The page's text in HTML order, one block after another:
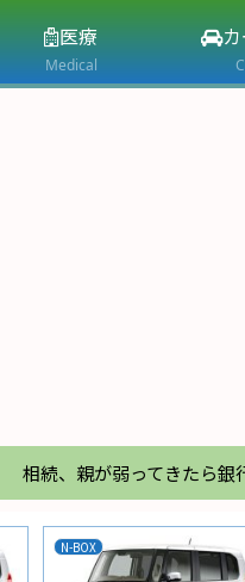
医療
Medical
相続、親が弱ってきたら
N-BOX